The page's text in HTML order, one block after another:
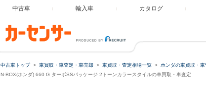
中古車 輸入車 カタログ
中古車トップ 車買取・車査定・車売却 車買取・査定相場一覧 ホンダの車買取・
N-BOX(ホンダ) 660 G ターボSSパッケージ 2トーンカラースタイルの車買取・車査定